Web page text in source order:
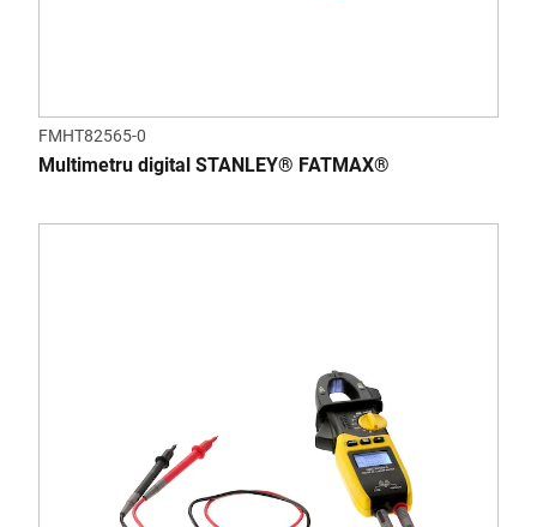
FMHT82565-0
Multimetru digital STANLEY® FATMAX®